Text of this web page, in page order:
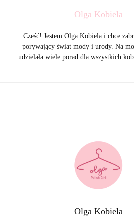
Olga Kobiela
Cześć! Jestem Olga Kobiela i chce
porywający świat mody i urody. Na
udzielała wiele porad dla wszystkich
Olga Kobiela